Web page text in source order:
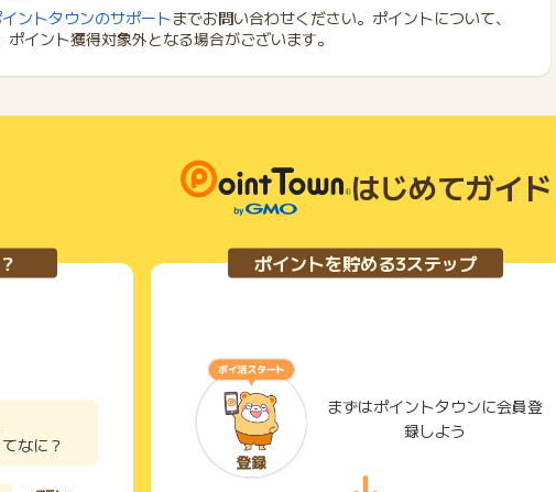
ントタウンのサポートまでお問い合わせください。ポイントについて、
イント獲得対象外となる場合がございます。
はじめてガイド
なに？
ポイントを貯める3ステップ
まずはポイントタウンに会員登
録しよう